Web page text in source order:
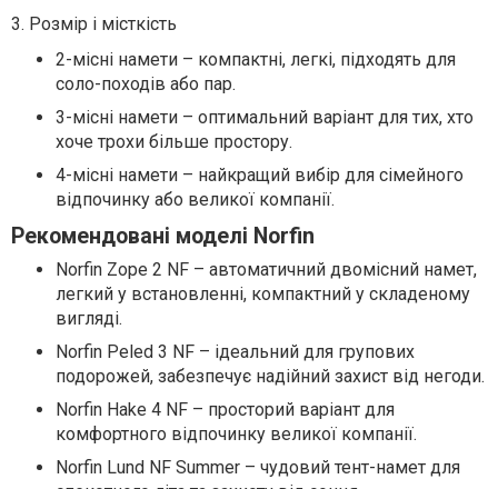
3. Розмір і місткість
2-місні намети – компактні, легкі, підходять для
соло-походів або пар.
3-місні намети – оптимальний варіант для тих, хто
хоче трохи більше простору.
4-місні намети – найкращий вибір для сімейного
відпочинку або великої компанії.
Рекомендовані моделі Norfin
Norfin Zope 2 NF – автоматичний двомісний намет,
легкий у встановленні, компактний у складеному
вигляді.
Norfin Peled 3 NF – ідеальний для групових
подорожей, забезпечує надійний захист від негоди.
Norfin Hake 4 NF – просторий варіант для
комфортного відпочинку великої компанії.
Norfin Lund NF Summer – чудовий тент-намет для